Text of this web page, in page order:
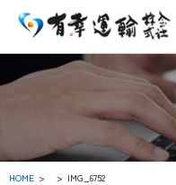
HOME > IMG_6752